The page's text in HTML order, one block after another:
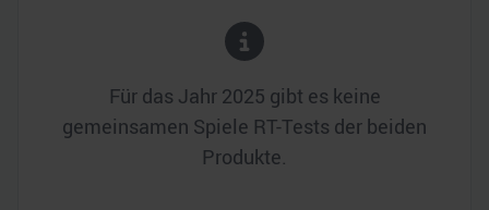
Für das Jahr 2025 gibt es keine
gemeinsamen Spiele RT-Tests der beiden
Produkte.